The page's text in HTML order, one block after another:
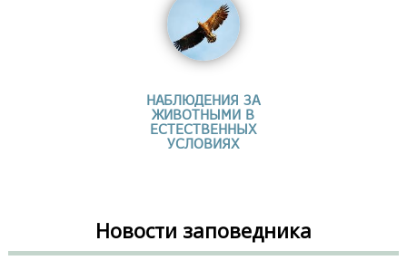
НАБЛЮДЕНИЯ ЗА
ЖИВОТНЫМИ В
ЕСТЕСТВЕННЫХ
УСЛОВИЯХ
Новости заповедника